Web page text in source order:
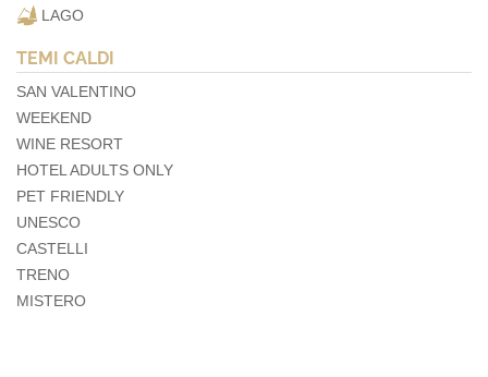
LAGO
TEMI CALDI
SAN VALENTINO
WEEKEND
WINE RESORT
HOTEL ADULTS ONLY
PET FRIENDLY
UNESCO
CASTELLI
TRENO
MISTERO